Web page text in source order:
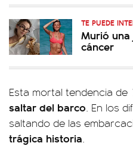
TE PUEDE
Murió
cáncer
Esta mortal tendencia de
saltar del barco. En los
saltando de las
trágica historia.